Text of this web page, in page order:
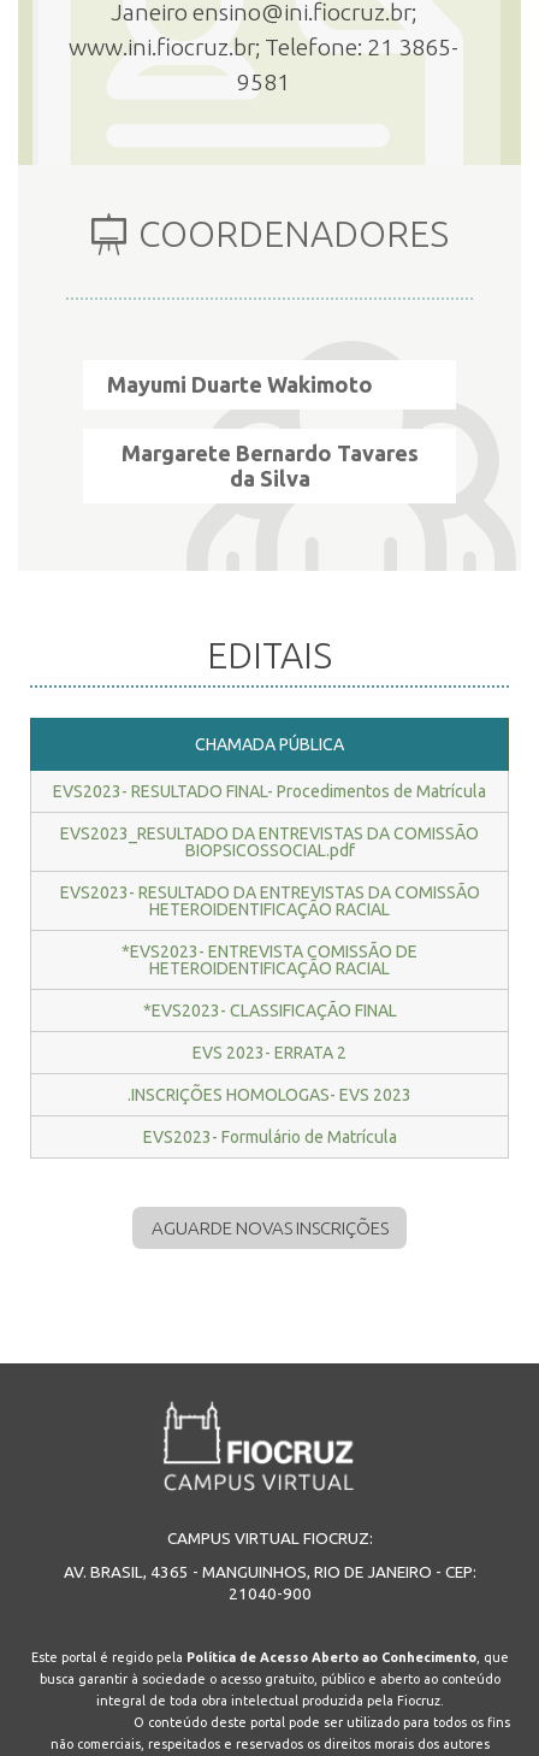
Janeiro ensino@ini.fiocruz.br;
www.ini.fiocruz.br; Telefone: 21 3865-
9581
COORDENADORES
Mayumi Duarte Wakimoto
Margarete Bernardo Tavares
da Silva
EDITAIS
CHAMADA PÚBLICA
EVS2023- RESULTADO FINAL- Procedimentos de Matrícula
EVS2023_RESULTADO DA ENTREVISTAS DA COMISSÃO
BIOPSICOSSOCIAL.pdf
EVS2023- RESULTADO DA ENTREVISTAS DA COMISSÃO
HETEROIDENTIFICAÇÃO RACIAL
*EVS2023- ENTREVISTA COMISSÃO DE
HETEROIDENTIFICAÇÃO RACIAL
*EVS2023- CLASSIFICAÇÃO FINAL
EVS 2023- ERRATA 2
.INSCRIÇÕES HOMOLOGAS- EVS 2023
EVS2023- Formulário de Matrícula
AGUARDE NOVAS INSCRIÇÕES
CAMPUS VIRTUAL FIOCRUZ:
AV. BRASIL, 4365 - MANGUINHOS, RIO DE JANEIRO - CEP:
21040-900
Este portal é regido pela Política de Acesso Aberto ao Conhecimento, que
busca garantir à sociedade o acesso gratuito, público e aberto ao conteúdo
integral de toda obra intelectual produzida pela Fiocruz.
O conteúdo deste portal pode ser utilizado para todos os fins
não comerciais, respeitados e reservados os direitos morais dos autores